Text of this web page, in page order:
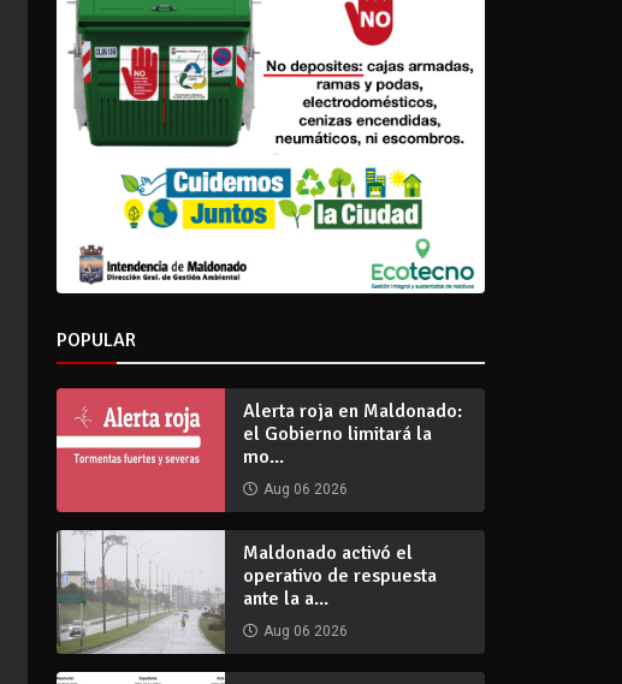
POPULAR
Alerta roja en Maldonado:
el Gobierno limitará la
mo...
Aug 06 2026
Maldonado activó el
operativo de respuesta
ante la a...
Aug 06 2026